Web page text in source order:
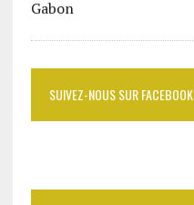
SUIVEZ-NOUS SUR FACEBOOK